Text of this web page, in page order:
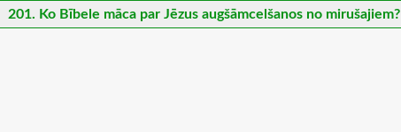
201. Ko Bībele māca par Jēzus augšāmcelšanos no mirušajiem?